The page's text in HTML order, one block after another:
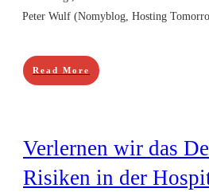
Peter Wulf (Nomyblog, Hosting
Read More
Verlernen wir das
Risiken in der